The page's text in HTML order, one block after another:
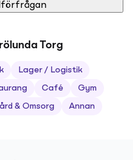
Torg
Lager / Logistik
Café Gym
& Omsorg Annan